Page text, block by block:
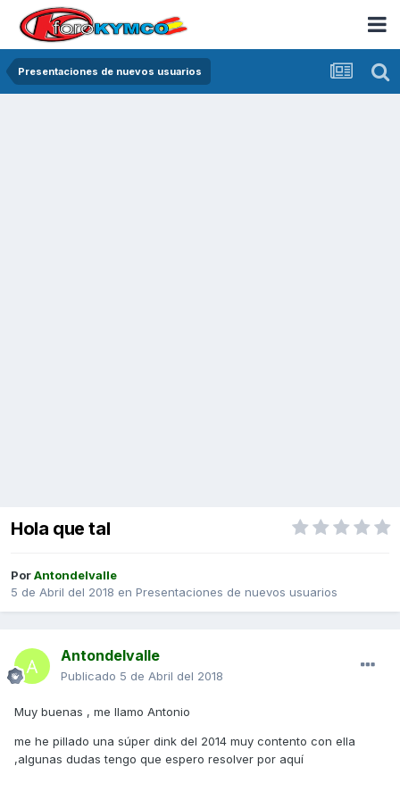
Presentaciones de nuevos usuarios
Hola que tal
PorAntondelvalle
5 de Abril del 2018 en Presentaciones de nuevos usuarios
Antondelvalle
Publicado 5 de Abril del 2018
Muy buenas , me llamo Antonio
me he pillado una súper dink del 2014 muy contento con ella
,algunas dudas tengo que espero resolver por aquí